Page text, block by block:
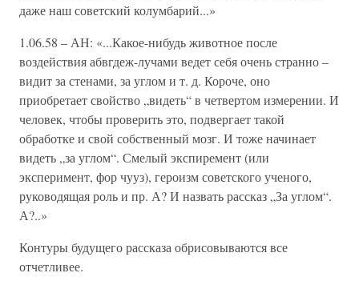
даже наш советский колумбарий...»
1.06.58 – АН: «...Какое-нибудь животное после
воздействия абвгдеж-лучами ведет себя очень странно –
видит за стенами, за углом и т. д. Короче, оно
приобретает свойство „видеть“ в четвертом измерении. И
человек, чтобы проверить это, подвергает такой
обработке и свой собственный мозг. И тоже начинает
видеть „за углом“. Смелый экспиремент (или
эксперимент, фор чууз), героизм советского ученого,
руководящая роль и пр. А? И назвать рассказ „За углом“.
А?..»
Контуры будущего рассказа обрисовываются все
отчетливее.